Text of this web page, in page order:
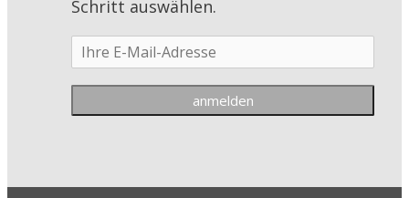
Schritt auswählen.